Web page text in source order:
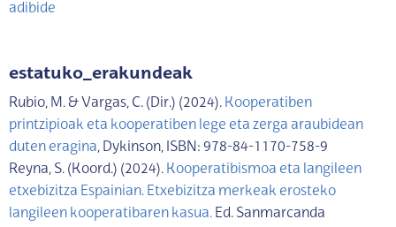
adibide
estatuko_erakundeak
Rubio, M. & Vargas, C. (Dir.) (2024). Kooperatiben
printzipioak eta kooperatiben lege eta zerga araubidean
duten eragina, Dykinson, ISBN: 978-84-1170-758-9
Reyna, S. (Koord.) (2024). Kooperatibismoa eta langileen
etxebizitza Espainian. Etxebizitza merkeak erosteko
langileen kooperatibaren kasua. Ed. Sanmarcanda